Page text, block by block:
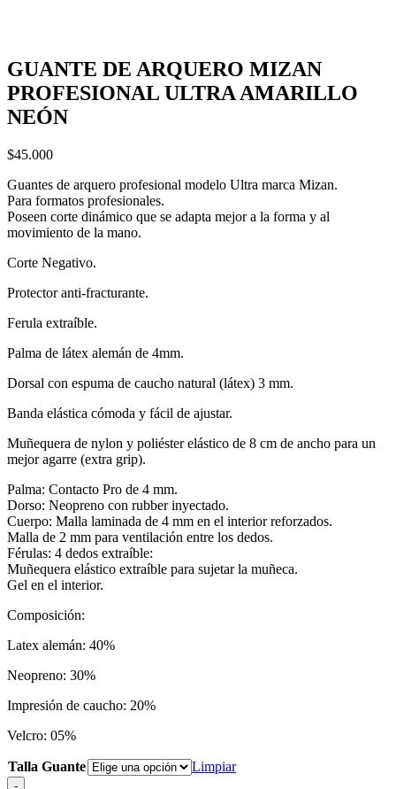
GUANTE DE ARQUERO MIZAN
PROFESIONAL ULTRA AMARILLO
NEÓN
$45.000
Guantes de arquero profesional modelo Ultra marca Mizan.
Para formatos profesionales.
Poseen corte dinámico que se adapta mejor a la forma y al
movimiento de la mano.
Corte Negativo.
Protector anti-fracturante.
Ferula extraíble.
Palma de látex alemán de 4mm.
Dorsal con espuma de caucho natural (látex) 3 mm.
Banda elástica cómoda y fácil de ajustar.
Muñequera de nylon y poliéster elástico de 8 cm de ancho para un
mejor agarre (extra grip).
Palma: Contacto Pro de 4 mm.
Dorso: Neopreno con rubber inyectado.
Cuerpo: Malla laminada de 4 mm en el interior reforzados.
Malla de 2 mm para ventilación entre los dedos.
Férulas: 4 dedos extraíble:
Muñequera elástico extraíble para sujetar la muñeca.
Gel en el interior.
Composición:
Latex alemán: 40%
Neopreno: 30%
Impresión de caucho: 20%
Velcro: 05%
Talla Guante Limpiar
-